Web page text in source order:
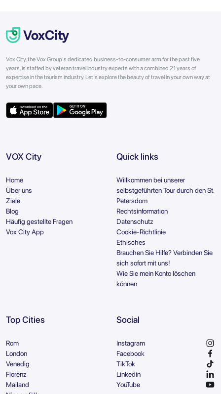
Vox City, the Vox Group's dedicated business-to-consumer arm for the past five
years, is staffed by veteran travel industry experts with a combined 21 years of
expertise in the tourism industry. Let's explore the beauty of travel in your own way at
your own pace.
VOX City
Home
Über uns
Ziele
Blog
Häufig gestellte Fragen
Vox City App
Quick links
Willkommen bei unserer
selbstgeführten Tour durch den St.
Petersdom
Rechtsinformation
Datenschutz
Cookie-Richtlinie
Ethisches
Brauchen Sie Hilfe? Verbinden Sie
sich sofort mit uns!
Wie Sie mein Konto löschen
können
Top Cities
Rom
London
Venedig
Florenz
Mailand
Social
Instagram
Facebook
TikTok
Linkedin
YouTube